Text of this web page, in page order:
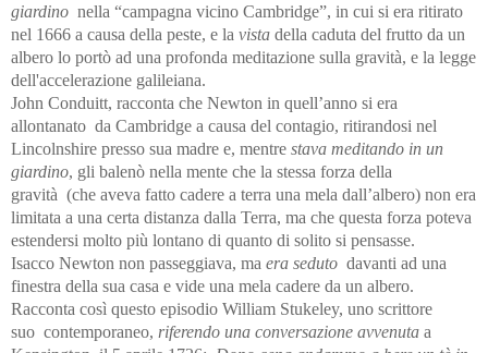
giardino nella “campagna vicino Cambridge”, in cui si era ritirato
nel 1666 a causa della peste, e la vista della caduta del frutto da un
albero lo portò ad una profonda meditazione sulla gravità, e la legge
dell'accelerazione galileiana.
John Conduitt, racconta che Newton in quell’anno si era
allontanato da Cambridge a causa del contagio, ritirandosi nel
Lincolnshire presso sua madre e, mentre stava meditando in un
giardino, gli balenò nella mente che la stessa forza della
gravità (che aveva fatto cadere a terra una mela dall’albero) non era
limitata a una certa distanza dalla Terra, ma che questa forza poteva
estendersi molto più lontano di quanto di solito si pensasse.
Isacco Newton non passeggiava, ma era seduto davanti ad una
finestra della sua casa e vide una mela cadere da un albero.
Racconta così questo episodio William Stukeley, uno scrittore
suo contemporaneo, riferendo una conversazione avvenuta a